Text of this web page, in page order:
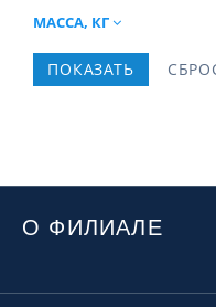
МАССА, КГ
О ФИЛИАЛЕ